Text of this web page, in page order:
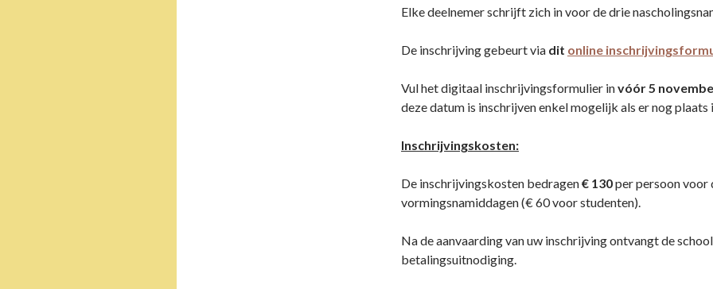
Elke deelnemer schrijft zich in voor de drie
De inschrijving gebeurt via dit online
Vul het digitaal inschrijvingsformulier invóór 5
deze datum is inschrijven enkel mogelijk als er nog plaats
Inschrijvingskosten:
De inschrijvingskosten bedragen€ 130per persoon voor
vormingsnamiddagen (€ 60 voor studenten).
Na de aanvaarding van uw inschrijving ontvangt de
betalingsuitnodiging.